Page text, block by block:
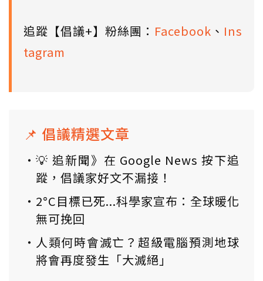
追蹤【倡議+】粉絲團： Facebook 、 Ins
tagram
📌 倡議精選文章
💡 追新聞》在 Google News 按下追
蹤，倡議家好文不漏接！
2°C目標已死...科學家宣布：全球暖化
無可挽回
人類何時會滅亡？超級電腦預測地球
將會再度發生「大滅絕」